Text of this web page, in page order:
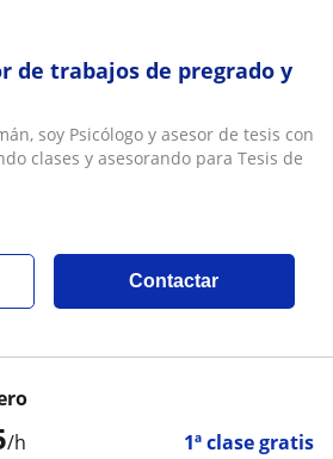
de trabajos de pregrado y
soy Psicólogo y asesor de tesis con
clases y asesorando para Tesis de
Contactar
/h 1ª clase gratis